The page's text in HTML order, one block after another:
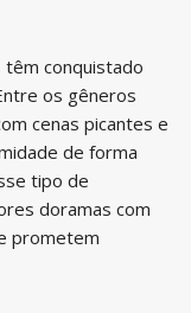
têm conquistado
os gêneros
cenas picantes e
de forma
tipo de
doramas com
prometem